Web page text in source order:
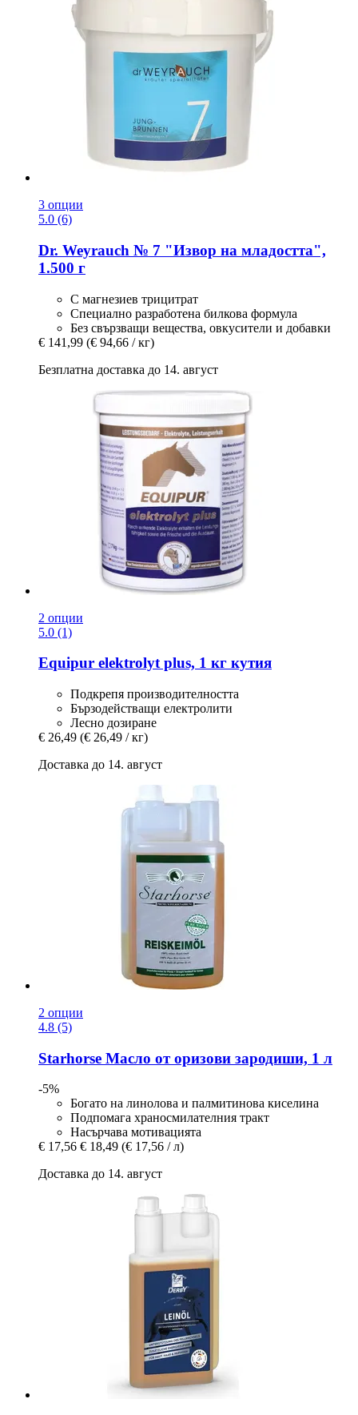
3 опции
5.0 (6)
Dr. Weyrauch № 7 "Извор на младостта",
1.500 г
С магнезиев трицитрат
Специално разработена билкова формула
Без свързващи вещества, овкусители и добавки
€ 141,99 (€ 94,66 / кг)
Безплатна доставка до 14. август
2 опции
5.0 (1)
Equipur elektrolyt plus, 1 кг кутия
Подкрепя производителността
Бързодействащи електролити
Лесно дозиране
€ 26,49 (€ 26,49 / кг)
Доставка до 14. август
2 опции
4.8 (5)
Starhorse Масло от оризови зародиши, 1 л
-5%
Богато на линолова и палмитинова киселина
Подпомага храносмилателния тракт
Насърчава мотивацията
€ 17,56 € 18,49 (€ 17,56 / л)
Доставка до 14. август